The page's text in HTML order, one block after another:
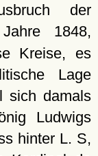
der
1848,
Kreise, es
Lage
sich damals
Ludwigs
hinter L. S,